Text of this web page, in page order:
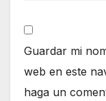
Guardar mi
web en este
haga un